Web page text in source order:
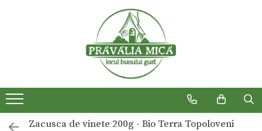
Zacusca de vinete 200g - Bio Terra Topoloveni